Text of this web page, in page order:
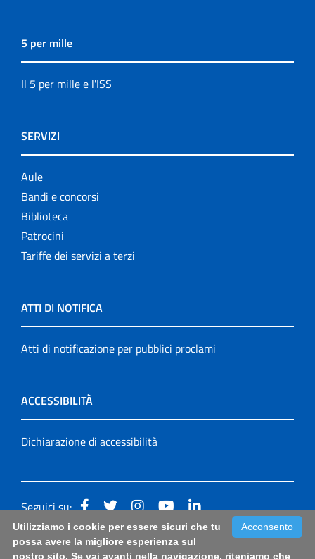
5 per mille
Il 5 per mille e l'ISS
SERVIZI
Aule
Bandi e concorsi
Biblioteca
Patrocini
Tariffe dei servizi a terzi
ATTI DI NOTIFICA
Atti di notificazione per pubblici proclami
ACCESSIBILITÀ
Dichiarazione di accessibilità
Seguici su:
Accessibilità: form di segnalazione di prima istanza per
Acconsento
Utilizziamo i cookie per essere sicuri che tu
possa avere la migliore esperienza sul
nostro sito. Se vai avanti nella navigazione, riteniamo che